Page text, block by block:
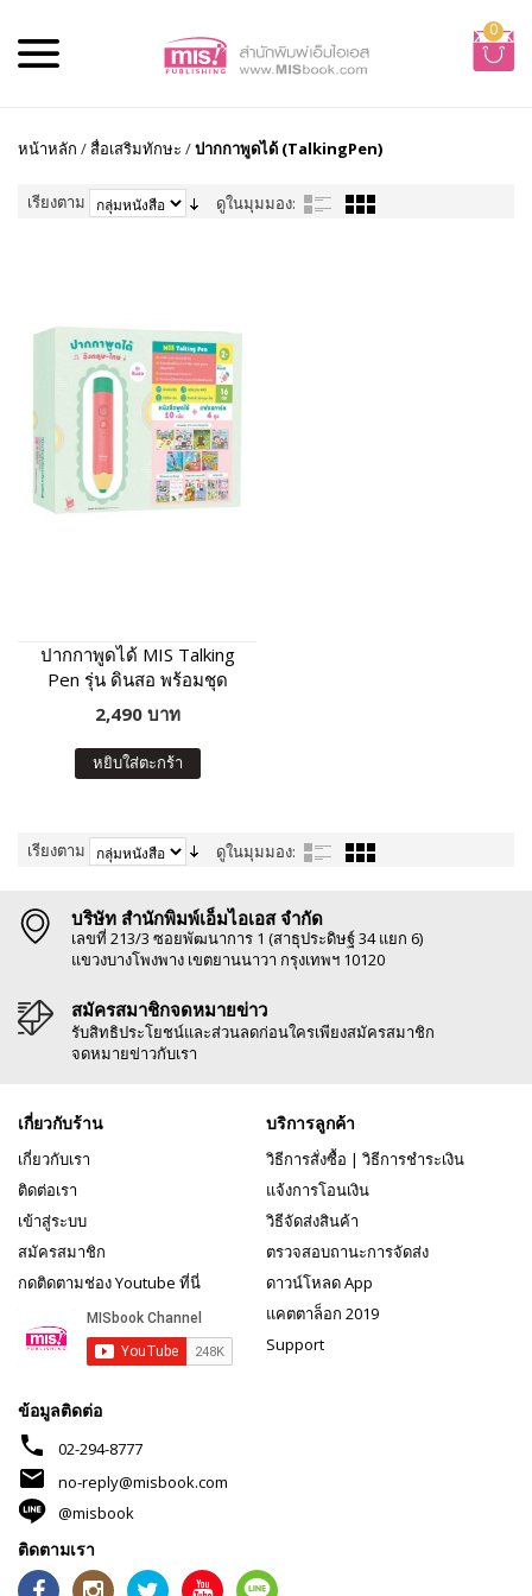
0
หน้าหลัก /สื่อเสริมทักษะ /ปากกาพูดได้ (TalkingPen)
เรียงตาม ดูในมุมมอง:
ปากกาพูดได้ MIS Talking
Pen รุ่น ดินสอ พร้อมชุด
หนังสือเสริมภาษา พัฒนา IQ
2,490 บาท
หยิบใส่ตะกร้า
เรียงตาม ดูในมุมมอง:
บริษัท สำนักพิมพ์เอ็มไอเอส จำกัด
เลขที่ 213/3 ซอยพัฒนาการ 1 (สาธุประดิษฐ์ 34 แยก 6)
แขวงบางโพงพาง เขตยานนาวา กรุงเทพฯ 10120
สมัครสมาชิกจดหมายข่าว
รับสิทธิประโยชน์และส่วนลดก่อนใครเพียงสมัครสมาชิก
จดหมายข่าวกับเรา
เกี่ยวกับร้าน
เกี่ยวกับเรา
ติดต่อเรา
เข้าสู่ระบบ
สมัครสมาชิก
กดติดตามช่อง Youtube ที่นี่
บริการลูกค้า
วิธีการสั่งซื้อ | วิธีการชำระเงิน
แจ้งการโอนเงิน
วิธีจัดส่งสินค้า
ตรวจสอบถานะการจัดส่ง
ดาวน์โหลด App
แคตตาล็อก 2019
Support
ข้อมูลติดต่อ
phone 02-294-8777
mail
no-reply@misbook.com
@misbook
ติดตามเรา